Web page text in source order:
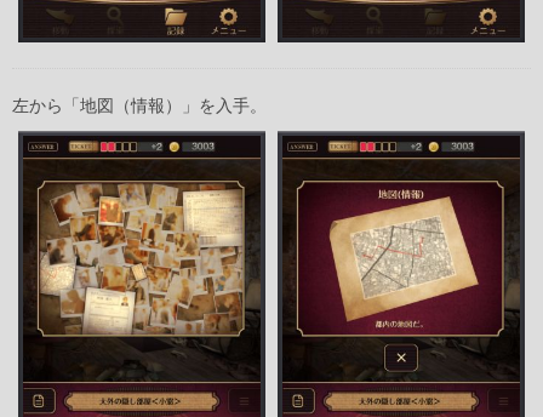
左から「地図（情報）」を入手。